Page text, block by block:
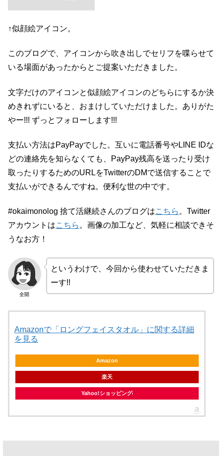
↑似顔絵アイコン。
このブログで、アイコンから吹き出しでセリフを喋らせて
いる場面があったからとご提案いただきました。
文字だけのアイコンと似顔絵アイコンのどちらにするか決
めきれずにいると、おまけしていただけました。ありがた
やー!!! ずっとフォローします!!!
支払い方法はPayPayでした。互いに電話番号やLINE IDな
どの連絡先を知らなくても、PayPay残高を送ったり受け
取ったりするためのURLをTwitterのDMで送信することで
支払いができるんですね。便利な世の中です。
#okaimonolog 捨て活継続さんのブログはこちら。Twitter
アカウントはこちら。画像の加工など、気軽に相談できそ
うなお方！
全開
というわけで、今回から使わせていただきま
ーす!!
Amazonで「ロングフェイスタオル」に関する詳細
を見る
Amazon
楽天
Yahoo!ショッピング